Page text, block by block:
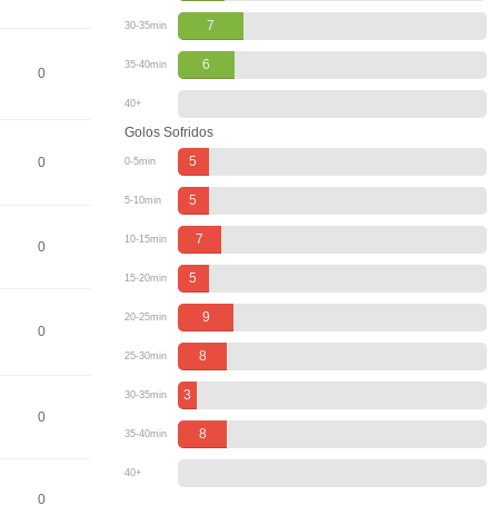
0
0
0
0
0
0
30-35min 7
35-40min 6
40+
Golos Sofridos
0-5min 5
5-10min 5
10-15min 7
15-20min 5
20-25min 9
25-30min 8
30-35min 3
35-40min 8
40+